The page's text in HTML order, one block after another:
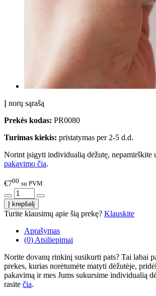
Į norų sąrašą
Prekės kodas: PR0080
Turimas kiekis: pristatymas per 2-5 d.d.
Norint įsigyti individualią dėžutę, nepamirškite
pakavimo čia.
€700 su PVM
Turite klausimų apie šią prekę? Klauskite
Aprašymas
(0) Atsiliepimai
Norite dovanų rinkinį susikurti pats? Tai labai
prekes, kurias norėtumėte matyti dėžutėje,
pakavimą ir mes Jums sukursime individualią
rasite čia.